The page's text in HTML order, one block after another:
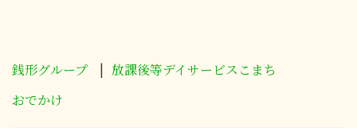
銭形グループ
放課後等デイサービスこまち
おでかけ